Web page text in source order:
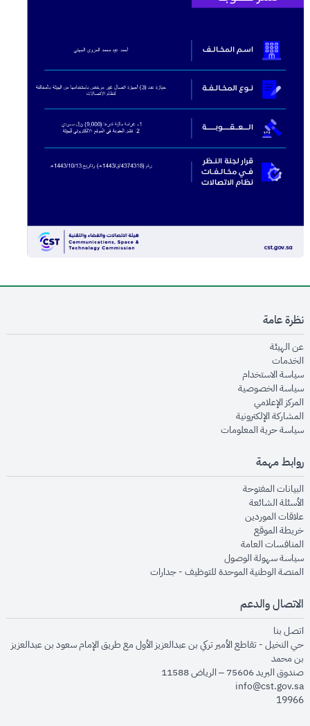
نظرة عامة
عن الهيئةopens in new window
الخدماتopens in new window
سياسة الاستخدام
سياسة الخصوصيةopens in new window
المركز الإعلاميopens in new window
المشاركة الإلكترونيةopens in new window
سياسة حرية المعلوماتopens in new window
روابط مهمة
البيانات المفتوحةopens in new window
الأسئلة الشائعةopens in new window
علاقات الموردينopens in new window
خريطة الموقعopens in new window
المنافسات العامةopens in new window
سياسة سهولة الوصولopens in new window
المنصة الوطنية الموحدة للتوظيف - جداراتopens in new window
الاتصال والدعم
اتصل بنا
حي النخيل - تقاطع الأمير تركي بن عبدالعزيز الأول مع طريق الإمام سعود بن عبدالعزيز
بن محمد
صندوق البريد 75606 – الرياض 11588
info@cst.gov.sa
19966